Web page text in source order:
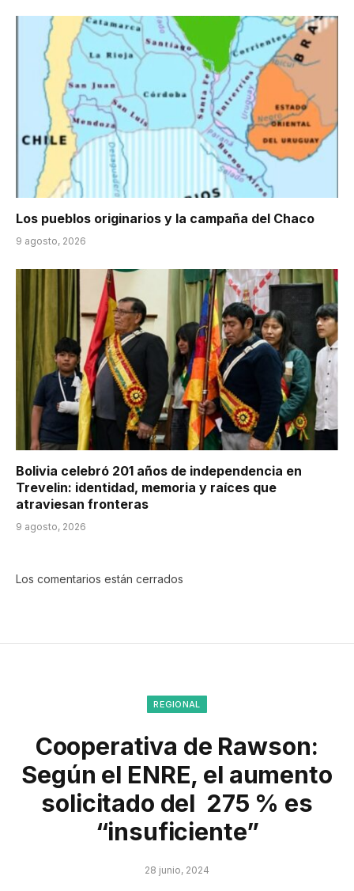
Los pueblos originarios y la campaña del Chaco
9 agosto, 2026
Bolivia celebró 201 años de independencia en
Trevelin: identidad, memoria y raíces que
atraviesan fronteras
9 agosto, 2026
Los comentarios están cerrados
REGIONAL
Cooperativa de Rawson:
Según el ENRE, el aumento
solicitado del 275 % es
“insuficiente”
28 junio, 2024